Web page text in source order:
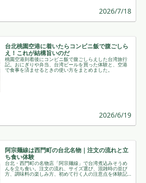
2026/7/18
台北桃園空港に着いたらコンビニ飯で腹ごしら
え！これが結構旨いのだ
桃園空港到着後にコンビニ飯で腹ごしらえした台湾旅行
記。おにぎりや弁当、台湾ビールを買った体験と、空港
で食事を済ませるときの使い方をまとめました。
2026/6/19
阿宗麺線は西門町の台北名物｜注文の流れと立
ち食い体験
台北・西門町の名物店「阿宗麺線」で台湾煮込みそうめ
んを立ち食い。注文の流れ、サイズ選び、混雑時の並び
方、調味料の楽しみ方、初めて行く人の注意点を体験記
でまとめました。